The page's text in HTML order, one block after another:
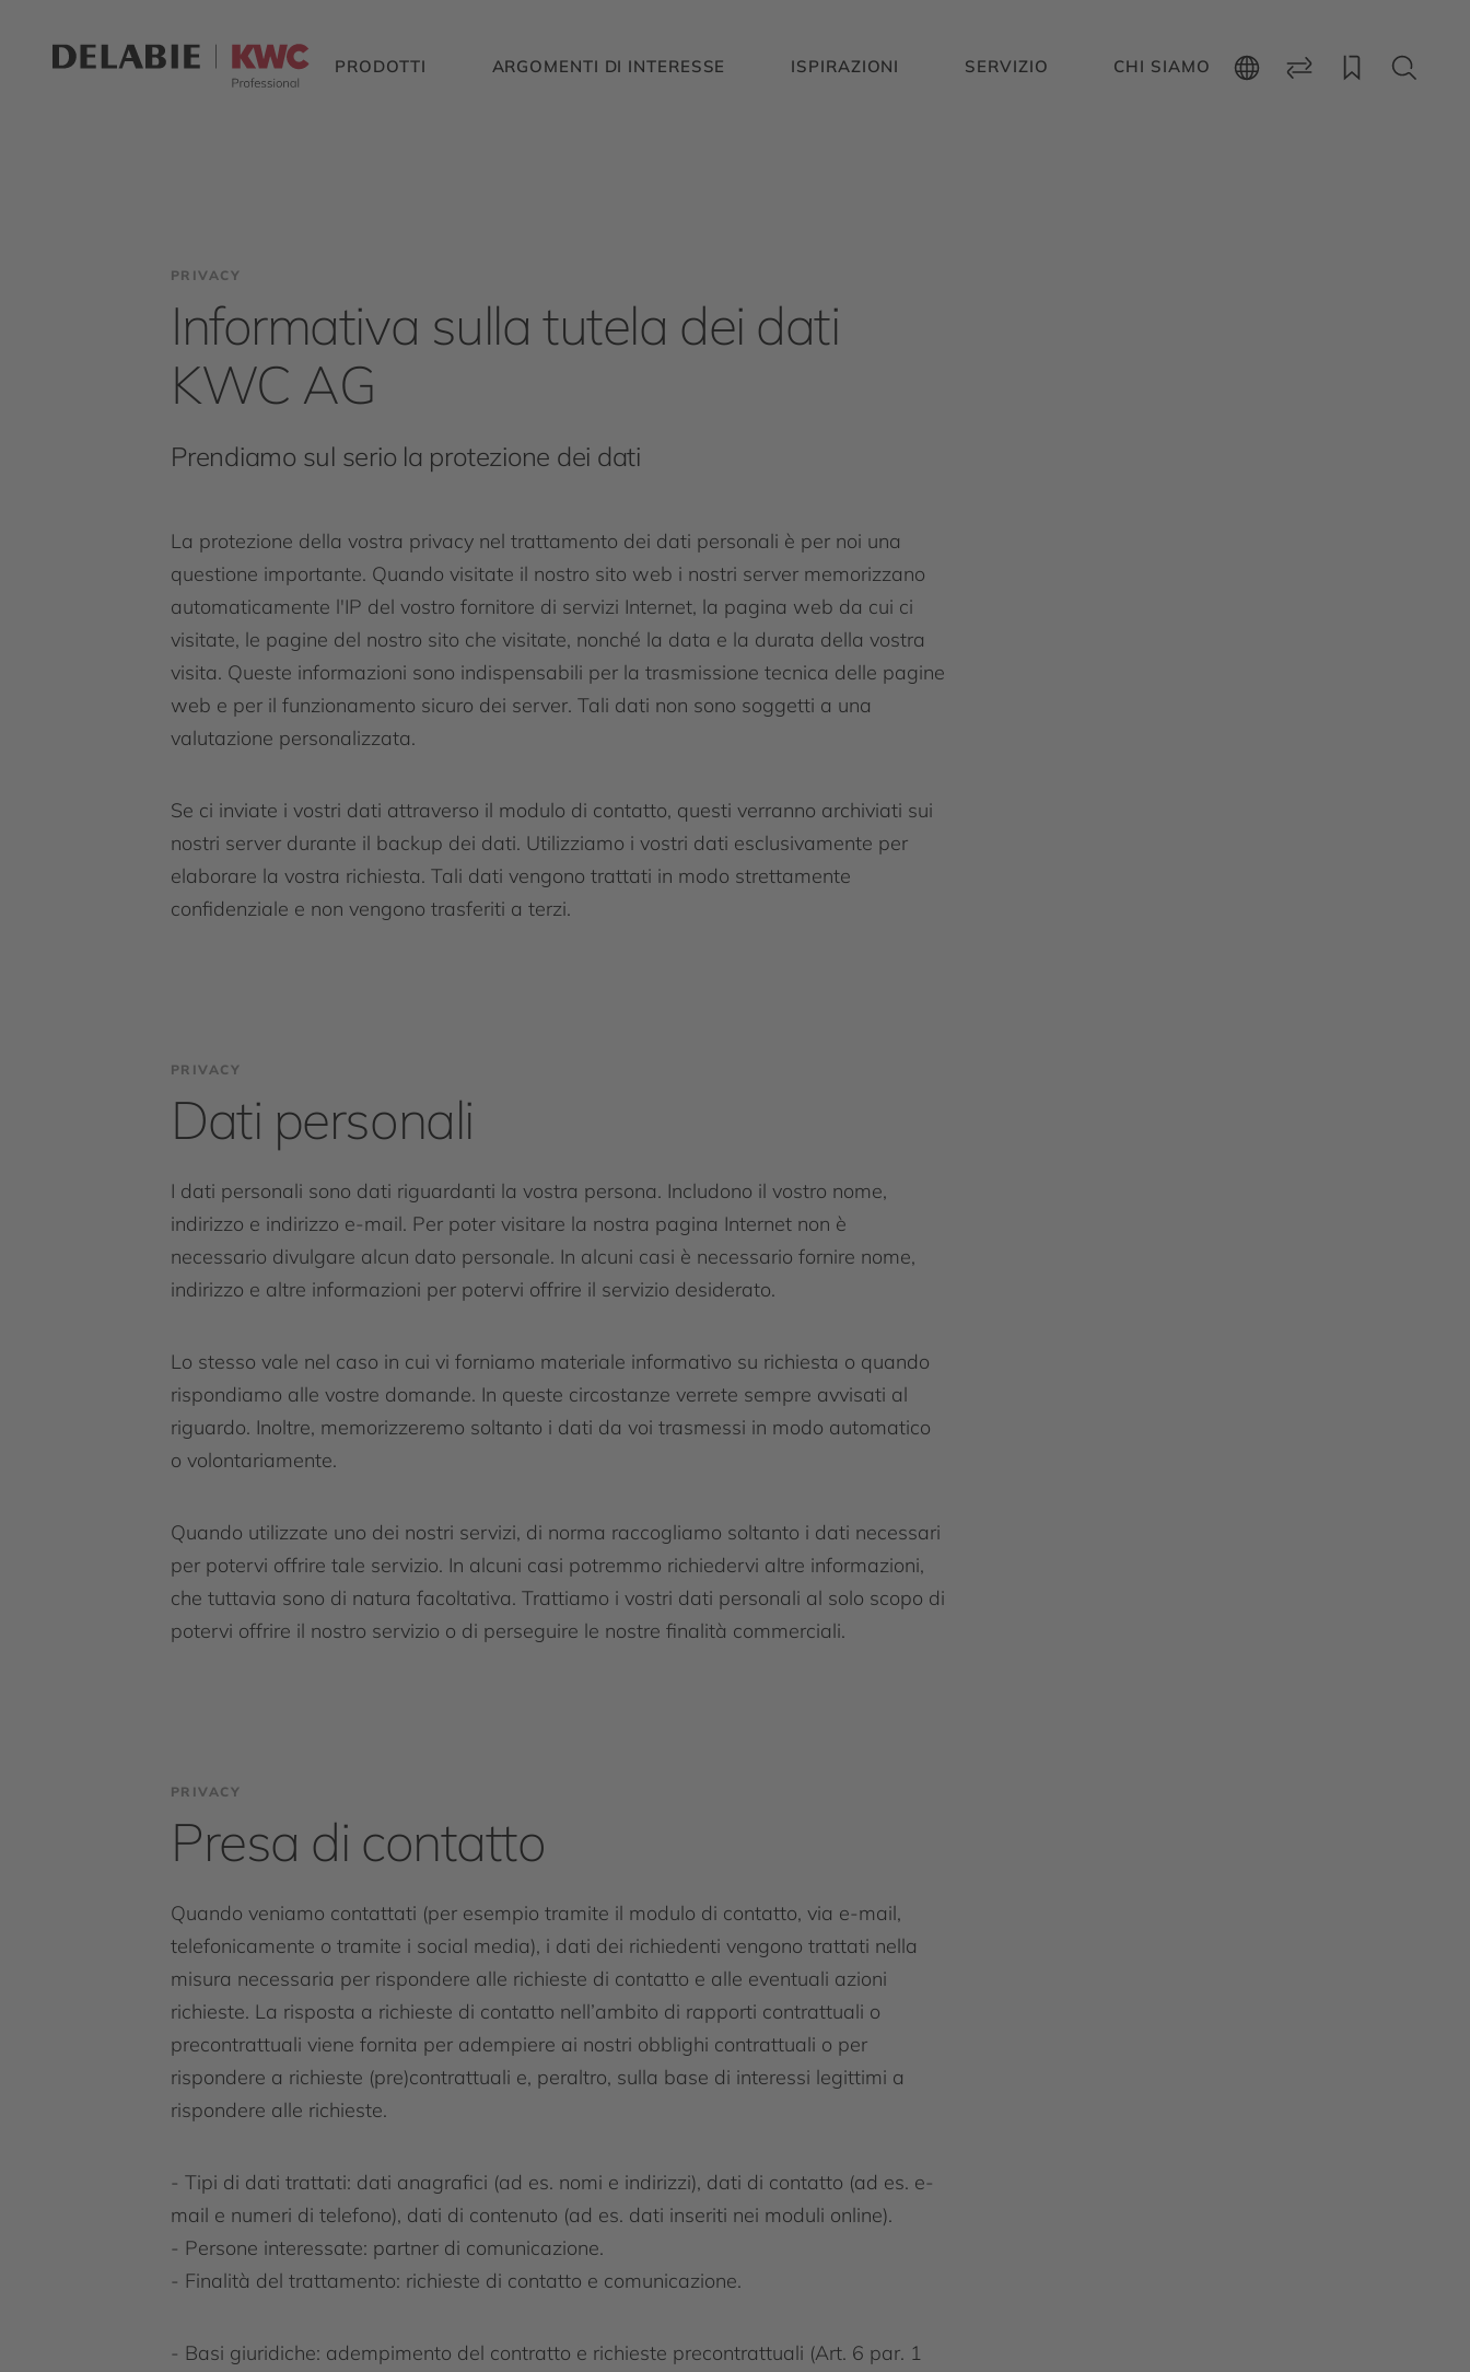
PRODOTTI ARGOMENTI DI INTERESSE ISPIRAZIONI SERVIZIO CHI SIAMO
PRIVACY
Informativa sulla tutela dei dati
KWC AG
Prendiamo sul serio la protezione dei dati
La protezione della vostra privacy nel trattamento dei dati personali è per noi una
questione importante. Quando visitate il nostro sito web i nostri server memorizzano
automaticamente l'IP del vostro fornitore di servizi Internet, la pagina web da cui ci
visitate, le pagine del nostro sito che visitate, nonché la data e la durata della vostra
visita. Queste informazioni sono indispensabili per la trasmissione tecnica delle pagine
web e per il funzionamento sicuro dei server. Tali dati non sono soggetti a una
valutazione personalizzata.
Se ci inviate i vostri dati attraverso il modulo di contatto, questi verranno archiviati sui
nostri server durante il backup dei dati. Utilizziamo i vostri dati esclusivamente per
elaborare la vostra richiesta. Tali dati vengono trattati in modo strettamente
confidenziale e non vengono trasferiti a terzi.
PRIVACY
Dati personali
I dati personali sono dati riguardanti la vostra persona. Includono il vostro nome,
indirizzo e indirizzo e-mail. Per poter visitare la nostra pagina Internet non è
necessario divulgare alcun dato personale. In alcuni casi è necessario fornire nome,
indirizzo e altre informazioni per potervi offrire il servizio desiderato.
Lo stesso vale nel caso in cui vi forniamo materiale informativo su richiesta o quando
rispondiamo alle vostre domande. In queste circostanze verrete sempre avvisati al
riguardo. Inoltre, memorizzeremo soltanto i dati da voi trasmessi in modo automatico
o volontariamente.
Quando utilizzate uno dei nostri servizi, di norma raccogliamo soltanto i dati necessari
per potervi offrire tale servizio. In alcuni casi potremmo richiedervi altre informazioni,
che tuttavia sono di natura facoltativa. Trattiamo i vostri dati personali al solo scopo di
potervi offrire il nostro servizio o di perseguire le nostre finalità commerciali.
PRIVACY
Presa di contatto
Quando veniamo contattati (per esempio tramite il modulo di contatto, via e-mail,
telefonicamente o tramite i social media), i dati dei richiedenti vengono trattati nella
misura necessaria per rispondere alle richieste di contatto e alle eventuali azioni
richieste. La risposta a richieste di contatto nell’ambito di rapporti contrattuali o
precontrattuali viene fornita per adempiere ai nostri obblighi contrattuali o per
rispondere a richieste (pre)contrattuali e, peraltro, sulla base di interessi legittimi a
rispondere alle richieste.
- Tipi di dati trattati: dati anagrafici (ad es. nomi e indirizzi), dati di contatto (ad es. e-
mail e numeri di telefono), dati di contenuto (ad es. dati inseriti nei moduli online).
- Persone interessate: partner di comunicazione.
- Finalità del trattamento: richieste di contatto e comunicazione.
- Basi giuridiche: adempimento del contratto e richieste precontrattuali (Art. 6 par. 1